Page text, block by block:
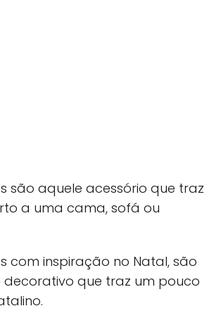
são aquele acessório que traz
a uma cama, sofá ou
com inspiração no Natal, são
decorativo que traz um pouco